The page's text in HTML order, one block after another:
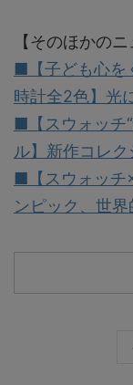
【そのほかの
■【子ども心を
時計全2色】光
■【スウォッチ
ル】新作コレク
■【スウォッチ
ンピック、世